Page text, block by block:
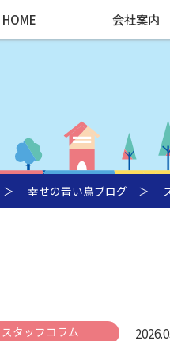
HOME 会社案内
＞ 幸せの青い鳥ブログ ＞
スタッフコラム